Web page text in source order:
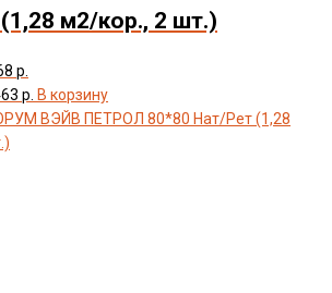
м2/кор., 2 шт.)
р.
р. В корзину